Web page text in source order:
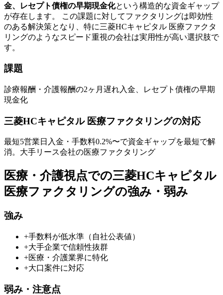
金、レセプト債権の早期現金化という構造的な資金ギャップ
が存在します。 この課題に対してファクタリングは即効性
のある解決策となり、特に三菱HCキャピタル 医療ファクタ
リングのようなスピード重視の会社は実用性が高い選択肢で
す。
課題
診療報酬・介護報酬の2ヶ月遅れ入金、レセプト債権の早期
現金化
三菱HCキャピタル 医療ファクタリングの対応
最短5営業日 入金・手数料0.2%〜で資金ギャップを最短で解
消。 大手リース会社の医療ファクタリング
医療・介護視点での三菱HCキャピタル
医療ファクタリングの強み・弱み
強み
+手数料が低水準（自社公表値）
+大手企業で信頼性抜群
+医療・介護業界に特化
+大口案件に対応
弱み・注意点